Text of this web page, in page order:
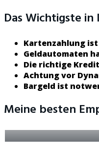
Das Wichtigste in
Kartenzahlung
Geldautomaten
Die richtige
Achtung vor
Bargeld ist
Meine besten